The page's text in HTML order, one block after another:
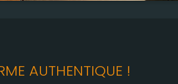
AUTHENTIQUE !